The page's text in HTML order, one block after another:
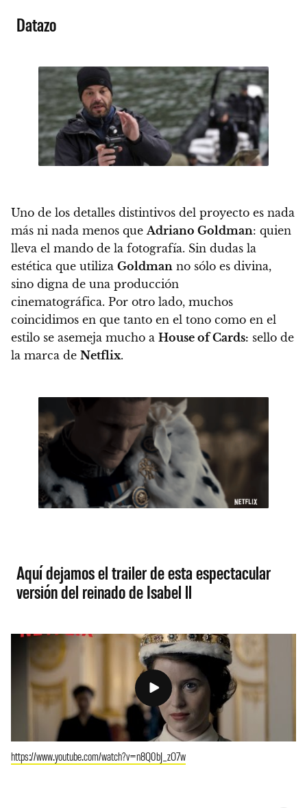
Datazo
Uno de los detalles distintivos del proyecto es nada
más ni nada menos queAdriano Goldman: quien
lleva el mando de la fotografía. Sin dudas la
estética que utiliza Goldman no sólo es divina,
sino digna de una producción
cinematográfica. Por otro lado, muchos
coincidimos en que tanto en el tono como en el
estilo se asemeja mucho a House of Cards: sello de
la marca de Netflix.
Aquí dejamos el trailer de esta espectacular
versión del reinado de Isabel ll
https://www.youtube.com/watch?v=n8Q0bJ_zO7w